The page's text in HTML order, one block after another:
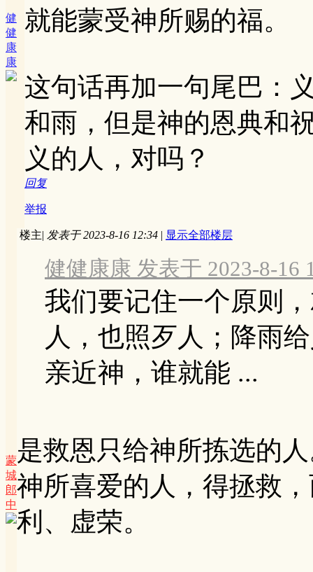
健
健
康
康
就能蒙受神所赐的福。
这句话再加一句尾巴：
和雨，但是神的恩典和
义的人，对吗？
回复
举报
蒙
城
郎
中
楼主| 发表于 2023-8-16 12:34 | 显示全部楼层
健健康康 发表于 2023-8-16
我们要记住一个原则
人，也照歹人；降雨
亲近神，谁就能 ...
是救恩只给神所拣选的
神所喜爱的人，得拯救
利、虚荣。